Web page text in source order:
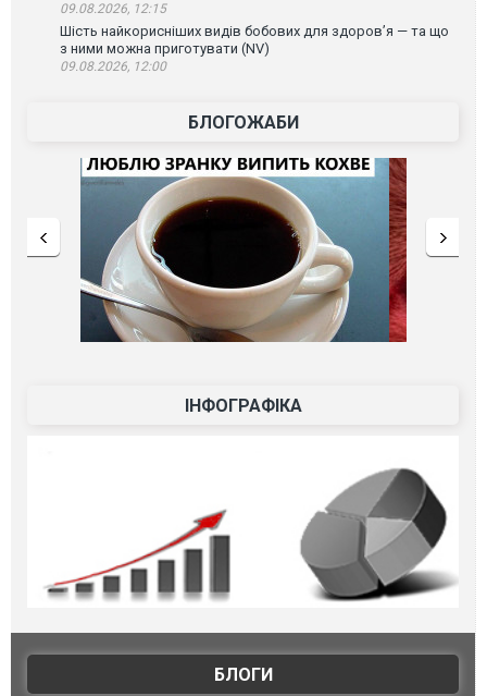
09.08.2026, 12:15
Шість найкорисніших видів бобових для здоров’я — та що
з ними можна приготувати (NV)
09.08.2026, 12:00
БЛОГОЖАБИ
ІНФОГРАФІКА
БЛОГИ